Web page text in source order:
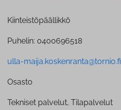
Kiinteistöpäällikkö
Puhelin: 0400696518
ulla-maija.koskenranta@tornio.fi
Osasto
Tekniset palvelut, Tilapalvelut